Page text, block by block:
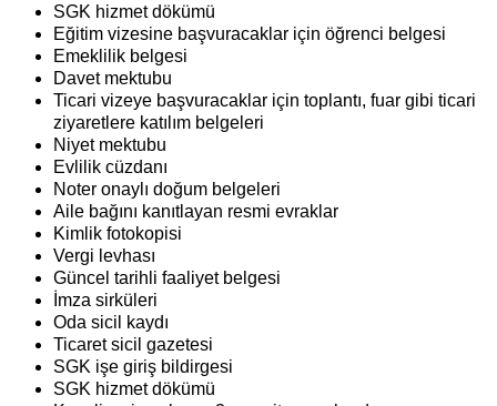
SGK hizmet dökümü
Eğitim vizesine başvuracaklar için öğrenci belgesi
Emeklilik belgesi
Davet mektubu
Ticari vizeye başvuracaklar için toplantı, fuar gibi ticari
ziyaretlere katılım belgeleri
Niyet mektubu
Evlilik cüzdanı
Noter onaylı doğum belgeleri
Aile bağını kanıtlayan resmi evraklar
Kimlik fotokopisi
Vergi levhası
Güncel tarihli faaliyet belgesi
İmza sirküleri
Oda sicil kaydı
Ticaret sicil gazetesi
SGK işe giriş bildirgesi
SGK hizmet dökümü